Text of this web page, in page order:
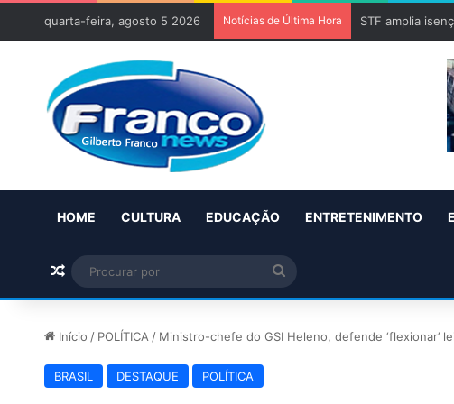
quarta-feira, agosto 5 2026 Notícias de Última Hora STF amplia
HOME CULTURA EDUCAÇÃO ENTRETENIMENTO
Artigo aleatório
Procurar
por
Início / POLÍTICA / Ministro-chefe do GSI Heleno, defende ‘flexionar’
BRASIL DESTAQUE POLÍTICA